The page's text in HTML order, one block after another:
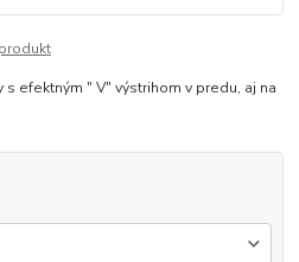
efektným " V" výstrihom v predu, aj na